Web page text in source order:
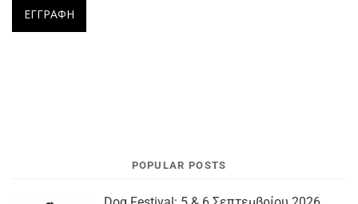
POPULAR POSTS